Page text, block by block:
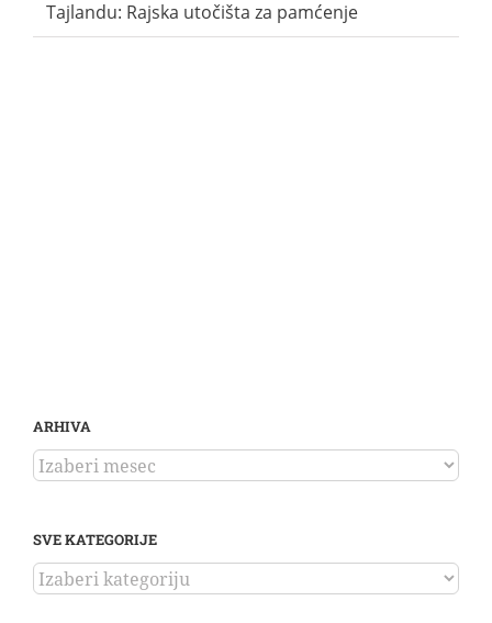
Tajlandu: Rajska utočišta za pamćenje
ARHIVA
ARHIVA
SVE KATEGORIJE
SVE
KATEGORIJE